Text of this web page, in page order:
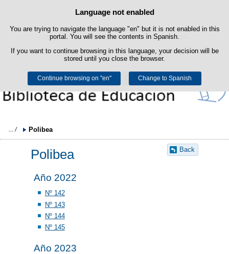
Cookie Policy
This website uses its own cookies to facilitate browsing and third-party
cookies to obtain usage and satisfaction statistics.
You can get more information in the "Cookies" section of ourlegal
notice.
Accept Reject
Language not enabled
You are trying to navigate the language "en" but it is not enabled in this
portal. You will see the contents in Spanish.
If you want to continue browsing in this language, your decision will be
stored until you close the browser.
Continue browsing on "en" Change to Spanish
Skip to content
Polibea
Back
Polibea
Año 2022
Nº 142
Nº 143
Nº 144
Nº 145
Año 2023